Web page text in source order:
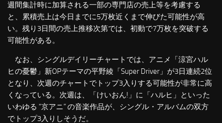
週間集計時に加算される一部の専門店の売上等を考慮する
と、累積売上は今日までに5万枚近くまで伸びた可能性が高
い。残り3日間の売上推移次第では、初動で7万枚を突破する
可能性がある。
なお、シングルデイリーチャートでは、アニメ「涼宮ハル
ヒの憂鬱」新OPテーマの平野綾「Super Driver」が3日連続2位
となり、次週のチャートでトップ3入りする可能性が非常に高
くなっている。次週は、「けいおん!」に「ハルヒ」といった
いわゆる “京アニ” の音楽作品が、シングル・アルバムの双方
でトップ3入りしそうだ。